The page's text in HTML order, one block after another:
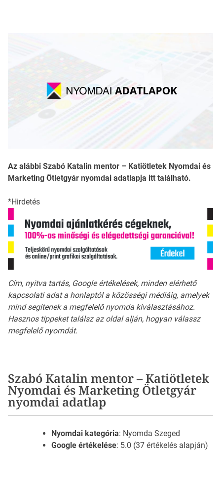
Az alábbi Szabó Katalin mentor – Katiötletek Nyomdai és
Marketing Ötletgyár nyomdai adatlapja itt található.
*Hirdetés
Cím, nyitva tartás, Google értékelések, minden elérhető
kapcsolati adat a honlaptól a közösségi médiáig, amelyek
mind segítenek a megfelelő nyomda kiválasztásához.
Hasznos tippeket találsz az oldal alján, hogyan válassz
megfelelő nyomdát.
Szabó Katalin mentor – Katiötletek
Nyomdai és Marketing Ötletgyár
nyomdai adatlap
Nyomdai kategória: Nyomda Szeged
Google értékelése: 5.0 (37 értékelés alapján)